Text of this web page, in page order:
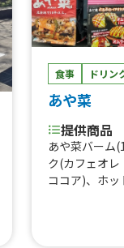
ェ、焼き鳥、
しパイン、な
タン重、唐
こ焼き
食事 ドリン
あや菜
提供商品
あや菜バーム
ク(カフェオ
ココア)、ホ